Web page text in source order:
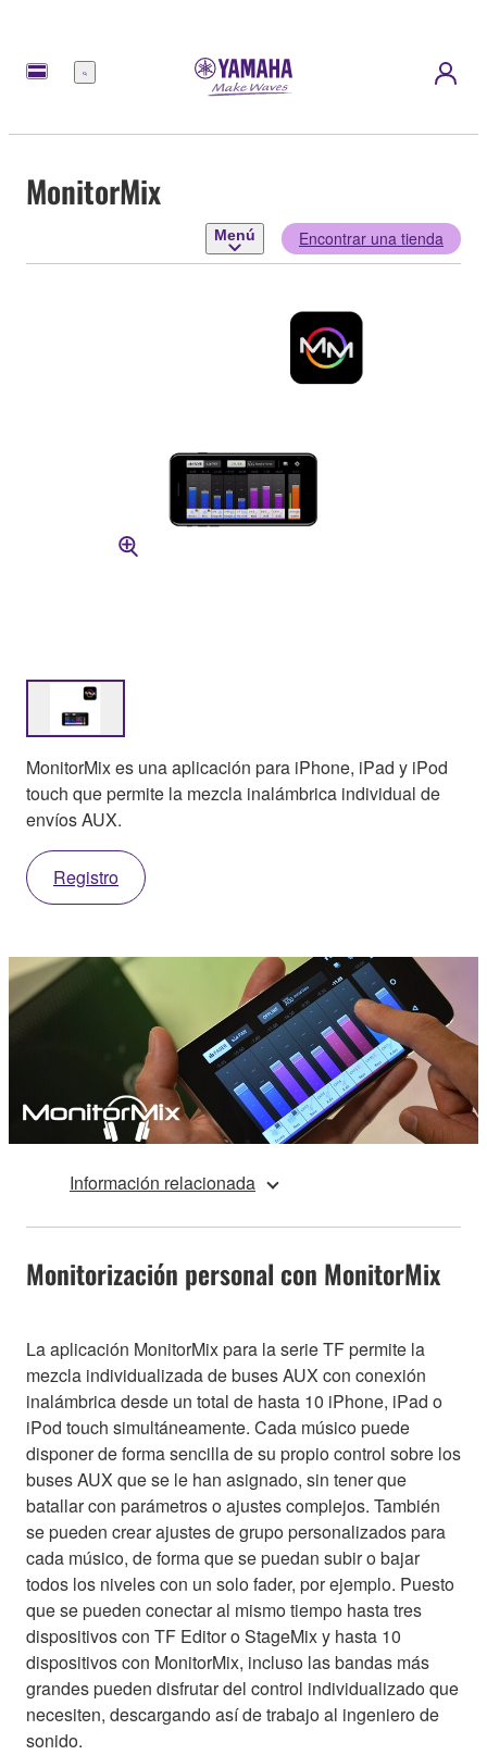
Menú
MonitorMix
Menú Encontrar una tienda
MonitorMix es una aplicación para iPhone, iPad y iPod
touch que permite la mezcla inalámbrica individual de
envíos AUX.
Registro
Información relacionada
Monitorización personal con MonitorMix
La aplicación MonitorMix para la serie TF permite la
mezcla individualizada de buses AUX con conexión
inalámbrica desde un total de hasta 10 iPhone, iPad o
iPod touch simultáneamente. Cada músico puede
disponer de forma sencilla de su propio control sobre los
buses AUX que se le han asignado, sin tener que
batallar con parámetros o ajustes complejos. También
se pueden crear ajustes de grupo personalizados para
cada músico, de forma que se puedan subir o bajar
todos los niveles con un solo fader, por ejemplo. Puesto
que se pueden conectar al mismo tiempo hasta tres
dispositivos con TF Editor o StageMix y hasta 10
dispositivos con MonitorMix, incluso las bandas más
grandes pueden disfrutar del control individualizado que
necesiten, descargando así de trabajo al ingeniero de
sonido.